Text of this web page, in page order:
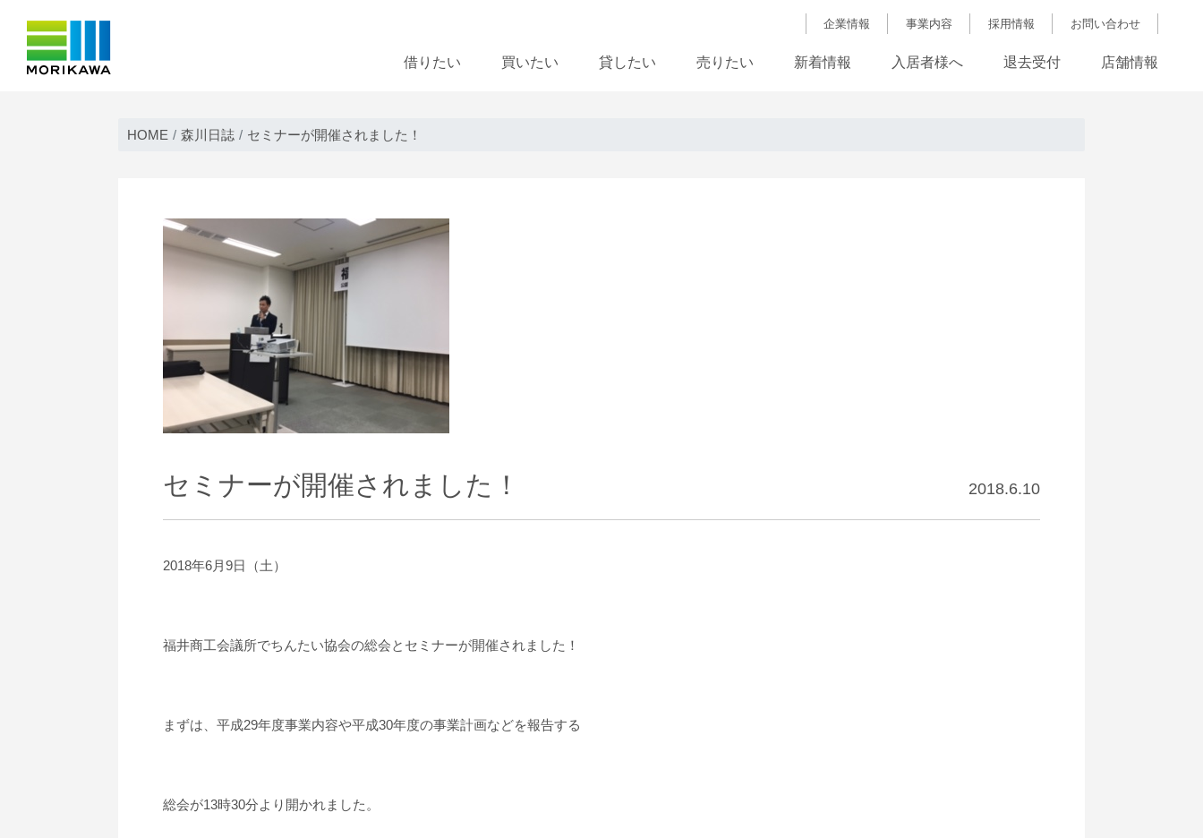
借りたい 買いたい 貸したい 売りたい 新着情報 入居者様へ 退去受付 店舗情報
企業情報 事業内容 採用情報 お問い合わせ
HOME 森川日誌 セミナーが開催されました！
セミナーが開催されました！ 2018.6.10
2018年6月9日（土）
福井商工会議所でちんたい協会の総会とセミナーが開催されました！
まずは、平成29年度事業内容や平成30年度の事業計画などを報告する
総会が13時30分より開かれました。